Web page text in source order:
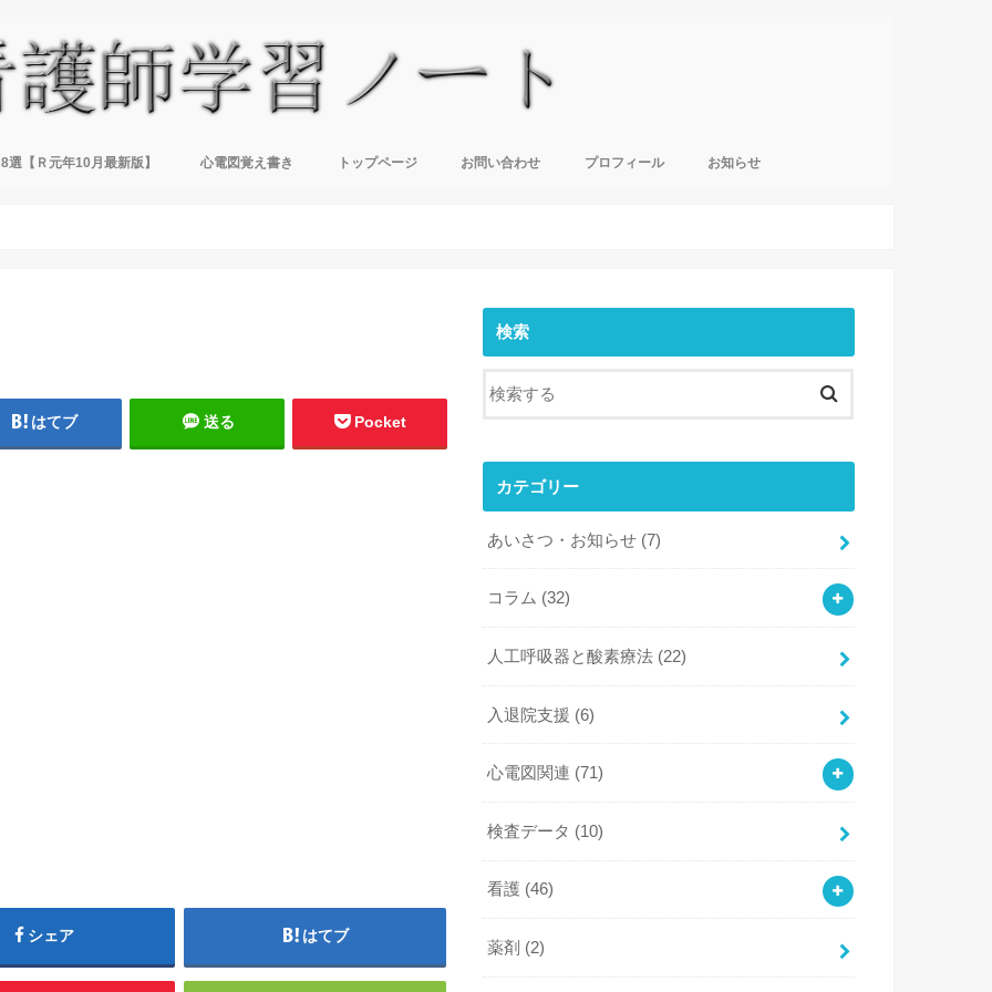
【Ｒ元年10月最新版】 心電図覚え書き トップページ お問い合わせ プロフィール お知らせ
はてブ 送る Pocket
シェア はてブ
検索
カテゴリー
あいさつ・お知らせ (7)
コラム (32)
人工呼吸器と酸素療法 (22)
入退院支援 (6)
心電図関連 (71)
検査データ (10)
看護 (46)
薬剤 (2)